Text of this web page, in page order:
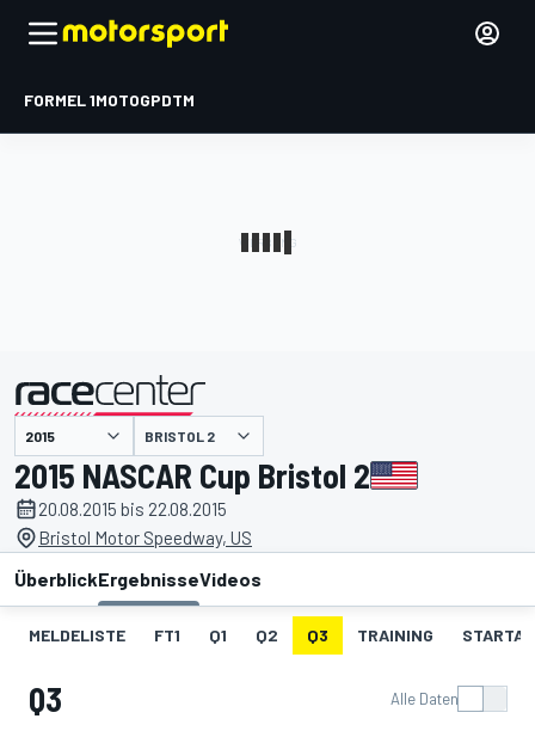
FORMEL 1MOTOGPDTM
BRISTOL 2
2015 NASCAR Cup Bristol 2
20.08.2015 bis 22.08.2015
Bristol Motor Speedway, US
ÜberblickErgebnisseVideos
MELDELISTE FT1 Q1 Q2 Q3 TRAINING
Q3 Alle Daten